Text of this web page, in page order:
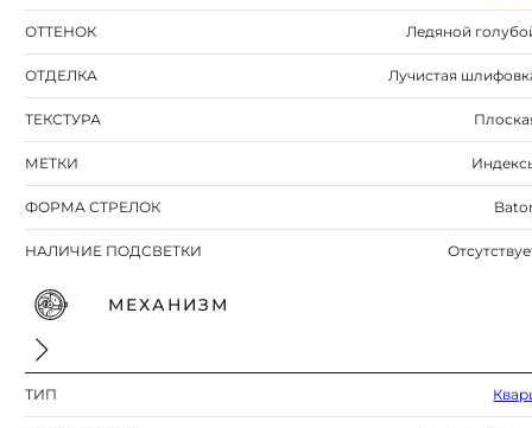
ОТТЕНОК Ледяной
ОТДЕЛКА Лучистая
ТЕКСТУРА
МЕТКИ
ФОРМА СТРЕЛОК
НАЛИЧИЕ ПОДСВЕТКИ
МЕХАНИЗМ
ТИП